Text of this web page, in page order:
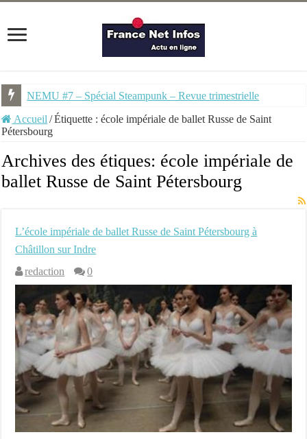
NEMU #7 – Spécial Steampunk – Revue trimestrielle
Accueil /Étiquette :école impériale de ballet Russe de Saint
Pétersbourg
Archives des étiques: école impériale de
ballet Russe de Saint Pétersbourg
L’école impériale de ballet Russe de Saint Pétersbourg à
Châtillon sur Indre
redaction
0